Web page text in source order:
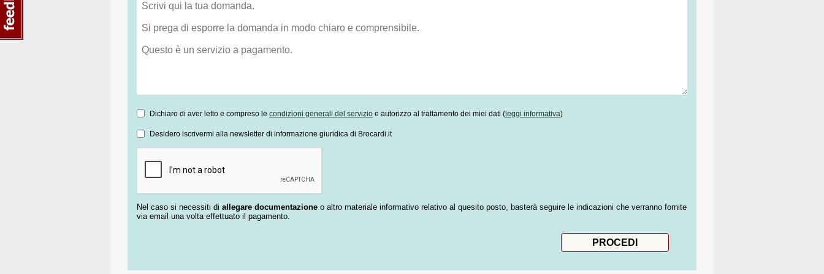
Dichiaro di aver letto e compreso le condizioni generali del servizio e autorizzo al trattamento dei miei dati (leggi informativa)
Desidero iscrivermi alla newsletter di informazione giuridica di Brocardi.it
Nel caso si necessiti di allegare documentazione o altro materiale informativo relativo al quesito posto, basterà seguire le indicazioni che verranno fornite
via email una volta effettuato il pagamento.